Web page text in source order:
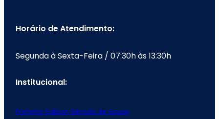
Horário de Atendimento:
Segunda à Sexta-Feira / 07:30h às 13:30h
Institucional:
Prefeito: Edilson Sérvulo de Sousa